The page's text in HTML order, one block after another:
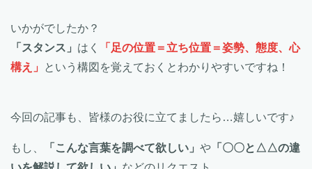
いかがでしたか？
「スタンス」 はく
「足の位置＝立ち位置＝姿勢、態度、心
構え」
という構図を覚えておくとわかりやすいですね！
今回の記事も、皆様のお役に立てましたら…嬉しいです♪
もし、 「こんな言葉を調べて欲しい」 や 「〇〇と△△の違